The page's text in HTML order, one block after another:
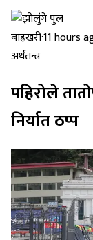
बाह्रखरी·11 hours
अर्थतन्त्र
पहिरोले
निर्यात ठप्प